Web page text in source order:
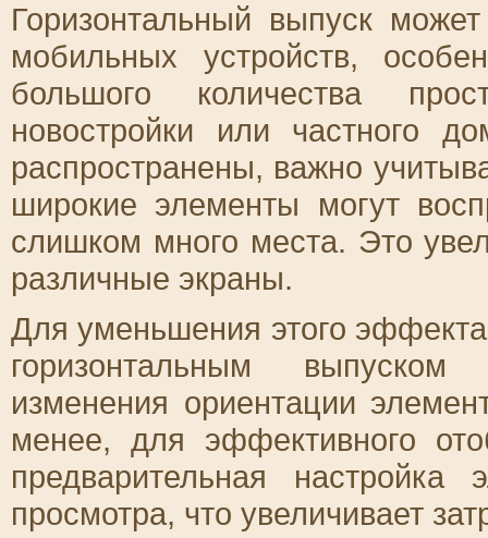
Горизонтальный выпуск
мобильных устройств,
большого количества
новостройки или частного
распространены, важно
широкие элементы могут
слишком много места. Это
различные экраны.
Для уменьшения этого
горизонтальным выпуском
изменения ориентации
менее, для эффективного
предварительная
просмотра, что увеличивает